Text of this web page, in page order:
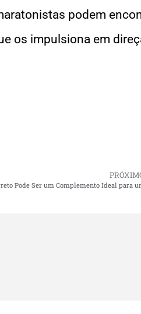
podem
os impulsiona em